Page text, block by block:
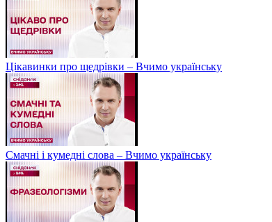
Цікавинки про щедрівки – Вчимо українську
Смачні і кумедні слова – Вчимо українську